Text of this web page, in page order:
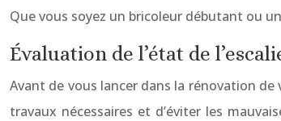
Que vous soyez un bricoleur débutant ou
Évaluation de l’état de
Avant de vous lancer dans la rénovation
travaux nécessaires et d’éviter les